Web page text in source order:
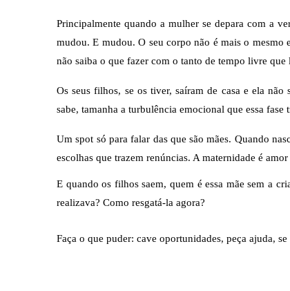
Principalmente quando a mulher se depara com a
mudou. E mudou. O seu corpo não é mais o mesmo
não saiba o que fazer com o tanto de tempo livre que
Os seus filhos, se os tiver, saíram de casa e ela
sabe, tamanha a turbulência emocional que essa
Um spot só para falar das que são mães. Quando
escolhas que trazem renúncias. A maternidade é
E quando os filhos saem, quem é essa mãe sem a
realizava? Como resgatá-la agora?
Faça o que puder: cave oportunidades, peça ajuda,